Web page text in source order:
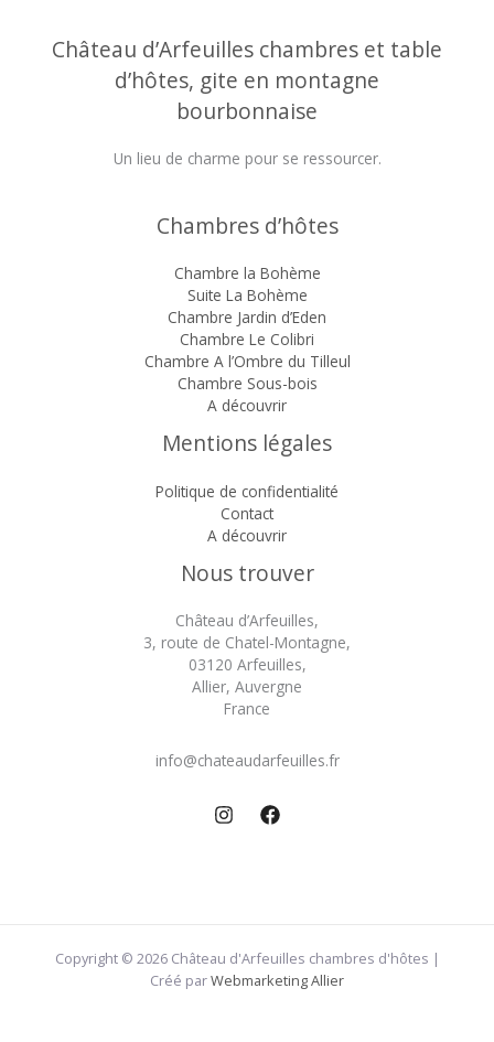
Château d’Arfeuilles chambres et table
d’hôtes, gite en montagne
bourbonnaise
Un lieu de charme pour se ressourcer.
Chambres d’hôtes
Chambre la Bohème
Suite La Bohème
Chambre Jardin d’Eden
Chambre Le Colibri
Chambre A l’Ombre du Tilleul
Chambre Sous-bois
A découvrir
Mentions légales
Politique de confidentialité
Contact
A découvrir
Nous trouver
Château d’Arfeuilles,
3, route de Chatel-Montagne,
03120 Arfeuilles,
Allier, Auvergne
France
info@chateaudarfeuilles.fr
Copyright © 2026 Château d'Arfeuilles chambres d'hôtes |
Créé parWebmarketing Allier